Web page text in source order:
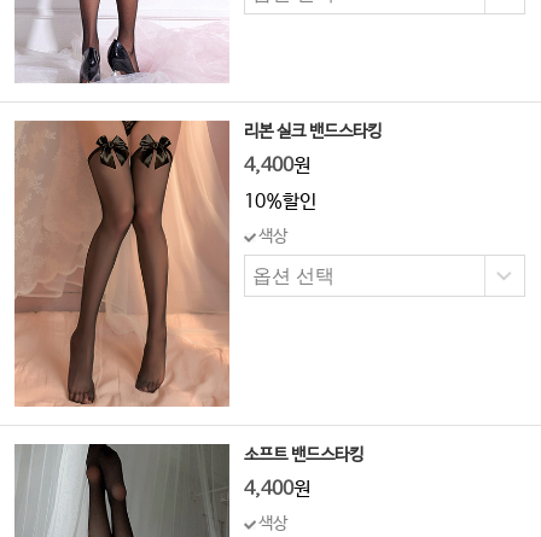
리본 실크 밴드스타킹
4,400원
10%할인
색상
소프트 밴드스타킹
4,400원
색상